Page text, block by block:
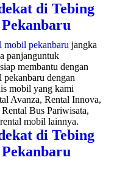
di Tebing
mobil pekanbaru jangka
panjanguntuk
membantu dengan
dengan
mobil yang kami
Avanza, Rental Innova,
Bus Pariwisata,
mobil lainnya.
di Tebing